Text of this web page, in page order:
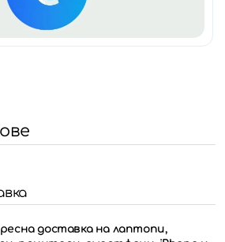
доставка на лаптопи,